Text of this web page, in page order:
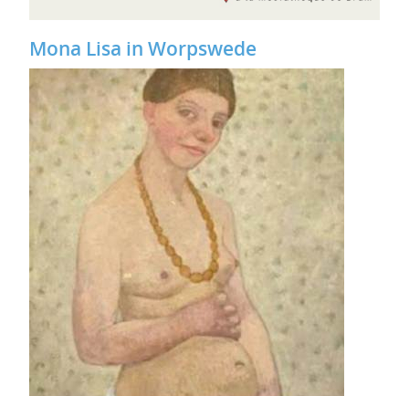
Mona Lisa in Worpswede